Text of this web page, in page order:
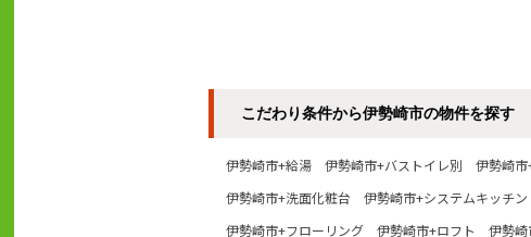
こだわり条件から伊勢崎市の物件を探す
伊勢崎市+給湯 伊勢崎市+バストイレ別 伊勢崎
伊勢崎市+洗面化粧台
伊勢崎市+システムキッチン
伊勢崎市+フローリング
伊勢崎市+ロフト 伊勢崎